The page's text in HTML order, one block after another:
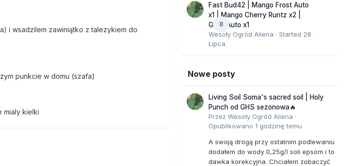
i wsadzilem zawiniątko z talezykiem do
punkcie w domu (szafa)
mialy kielki
8
Fast Bud42 | Mango Frost Auto
x1 | Mango Cherry Runtz x2 |
GMO Auto x1
Wesoły Ogród Aliena · Started 28
Lipca
Nowe posty
Living Soil Soma's sacred soil | Holy
Punch od GHS sezonowa🔥
Przez Wesoły Ogród Aliena ·
Opublikowano 1 godzinę temu
A swoją drogą przy ostatnim podlewaniu
dodałem do wody 0,25g/l soli epsom i to
dawka korekcyjna. Chciałem zobaczyć